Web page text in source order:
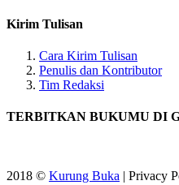
Kirim Tulisan
Cara Kirim Tulisan
Penulis dan Kontributor
Tim Redaksi
TERBITKAN BUKUMU DI
2018 © Kurung Buka | Privacy